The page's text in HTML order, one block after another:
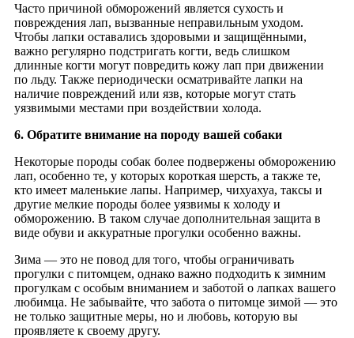
Часто причиной обморожений является сухость и
повреждения лап, вызванные неправильным уходом.
Чтобы лапки оставались здоровыми и защищёнными,
важно регулярно подстригать когти, ведь слишком
длинные когти могут повредить кожу лап при движении
по льду. Также периодически осматривайте лапки на
наличие повреждений или язв, которые могут стать
уязвимыми местами при воздействии холода.
6. Обратите внимание на породу вашей собаки
Некоторые породы собак более подвержены обморожению
лап, особенно те, у которых короткая шерсть, а также те,
кто имеет маленькие лапы. Например, чихуахуа, таксы и
другие мелкие породы более уязвимы к холоду и
обморожению. В таком случае дополнительная защита в
виде обуви и аккуратные прогулки особенно важны.
Зима — это не повод для того, чтобы ограничивать
прогулки с питомцем, однако важно подходить к зимним
прогулкам с особым вниманием и заботой о лапках вашего
любимца. Не забывайте, что забота о питомце зимой — это
не только защитные меры, но и любовь, которую вы
проявляете к своему другу.